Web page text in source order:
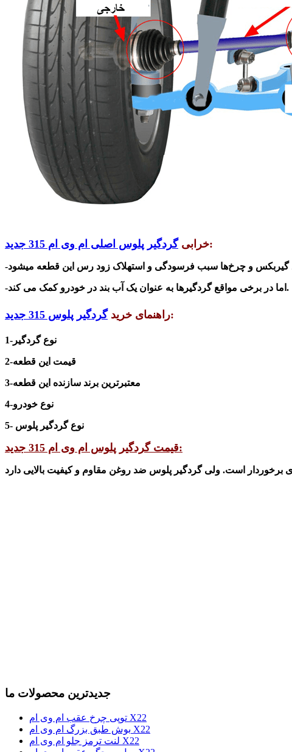
خرابیگردگیر پلوس اصلی ام وی ام 315 جدید :
گیربکس و چرخ‌ها سبب فرسودگی و استهلاک زود رس این قطعه میشو
-اما در برخی مواقع گردگیرها به عنوان یک آب بند در خودرو کمک می کند.
راهنمای خریدگردگیر پلوس 315 جدید :
1-نوع گردگیر
2-قیمت این قطعه
3-معتبرترین برند سازنده این قطعه
4-نوع خودرو
5- نوع گردگیر پلوس
قیمت گردگیر پلوس ام وی ام 315 جدید:
برخوردار است. ولی گردگیر پلوس
جدیدترین محصولات ما
توپی چرخ عقب ام وی ام X22
بوش طبق بزرگ ام وی ام X22
لنت ترمز جلو ام وی ام X22